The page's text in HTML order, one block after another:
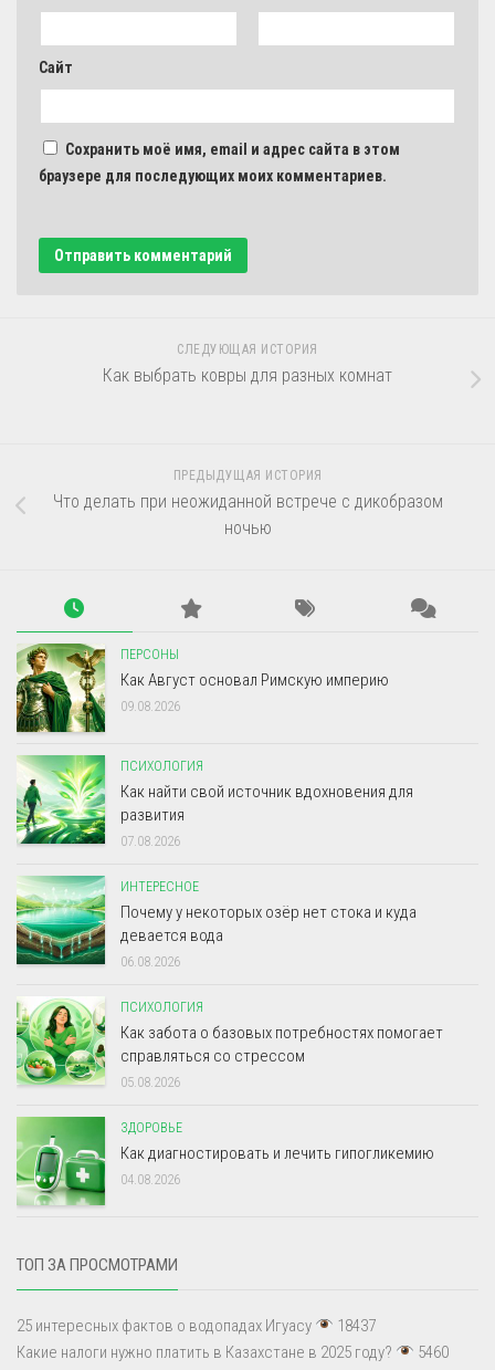
Сайт
Сохранить моё имя, email и адрес сайта в этом
браузере для последующих моих комментариев.
СЛЕДУЮЩАЯ ИСТОРИЯ
Как выбрать ковры для разных комнат
ПРЕДЫДУЩАЯ ИСТОРИЯ
Что делать при неожиданной встрече с дикобразом
ночью
ПЕРСОНЫ
Как Август основал Римскую империю
09.08.2026
ПСИХОЛОГИЯ
Как найти свой источник вдохновения для
развития
07.08.2026
ИНТЕРЕСНОЕ
Почему у некоторых озёр нет стока и куда
девается вода
06.08.2026
ПСИХОЛОГИЯ
Как забота о базовых потребностях помогает
справляться со стрессом
05.08.2026
ЗДОРОВЬЕ
Как диагностировать и лечить гипогликемию
04.08.2026
ТОП ЗА ПРОСМОТРАМИ
25 интересных фактов о водопадах Игуасу
18437
Какие налоги нужно платить в Казахстане в 2025 году?
5460